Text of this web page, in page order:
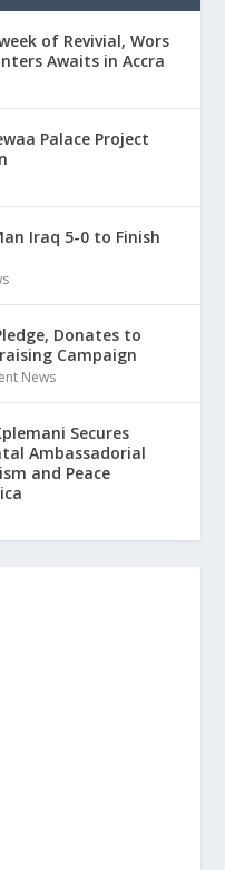
of Revivial, Wors
Awaits in Accra
Palace Project
Iraq 5-0 to Finish
Donates to
Campaign
News
Secures
Ambassadorial
and Peace